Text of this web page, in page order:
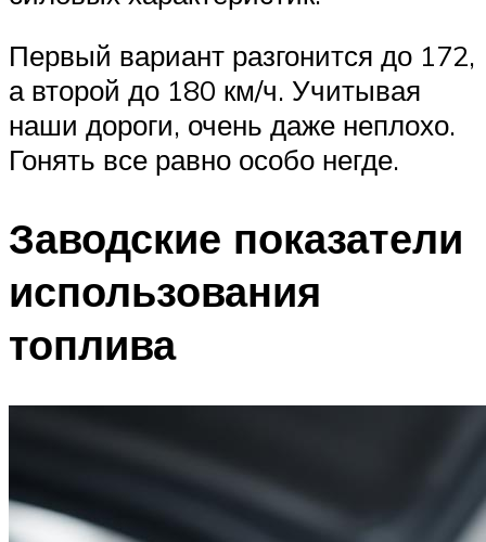
Первый вариант разгонится до 172,
а второй до 180 км/ч. Учитывая
наши дороги, очень даже неплохо.
Гонять все равно особо негде.
Заводские показатели
использования
топлива